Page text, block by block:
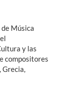
Música
y las
compositores
Grecia,